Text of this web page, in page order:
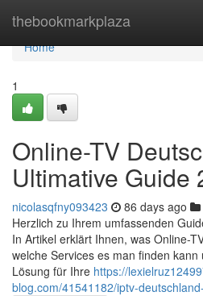
thebookmarkplaza
Home
Home
1
Online-TV
Ultimative Guide
nicolasqfny093423 86 days ago
Herzlich zu Ihrem umfassenden
In Artikel erklärt Ihnen, was Online-
welche Services es man finden
Lösung für Ihre https://
blog.com/41541182/iptv-